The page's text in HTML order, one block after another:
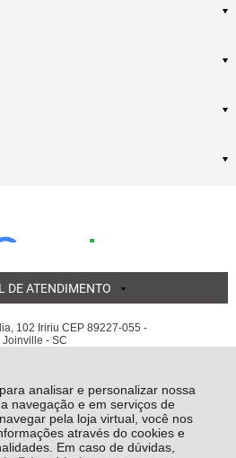
analisar e personalizar nossa
navegação e em serviços de
pela loja virtual, você nos
através do cookies e
Em caso de dúvidas,
DE ATENDIMENTO
102 Iririu CEP 89227-055 -
Joinville - SC
direitos reservados
Luauto